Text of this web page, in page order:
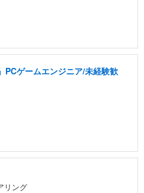
PCゲームエンジニア/未経験歓
リング